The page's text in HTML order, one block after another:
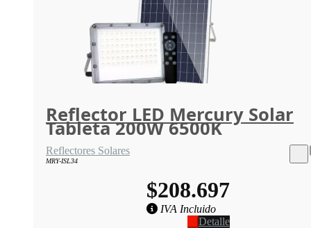
Reflector LED Mercury Solar
Tableta 200W 6500K
Reflectores Solares
MRY-ISL34
$208.697
IVA Incluido
Detalle